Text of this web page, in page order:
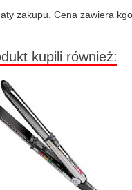
zakupu. Cena zawiera
kupili również: